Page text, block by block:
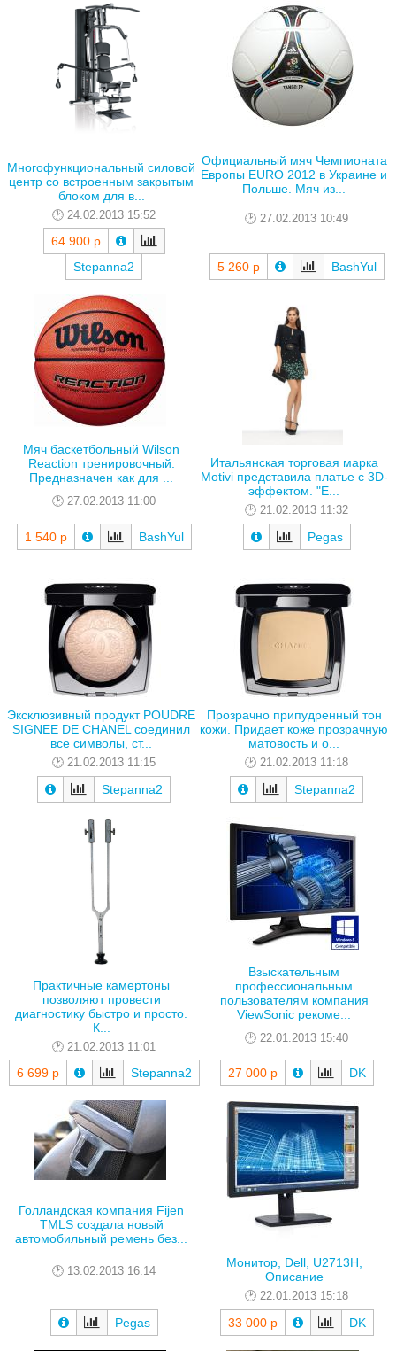
Многофункциональный силовой
центр со встроенным закрытым
блоком для в...
24.02.2013 15:52
64 900 р
Stepanna2
Официальный мяч Чемпионата
Европы EURO 2012 в Украине и
Польше. Мяч из...
27.02.2013 10:49
5 260 р BashYul
Мяч баскетбольный Wilson
Reaction тренировочный.
Предназначен как для ...
27.02.2013 11:00
1 540 р BashYul
Итальянская торговая марка
Motivi представила платье с 3D-
эффектом. "E...
21.02.2013 11:32
Pegas
Эксклюзивный продукт POUDRE
SIGNEE DE CHANEL соединил
все символы, ст...
21.02.2013 11:15
Stepanna2
Прозрачно припудренный тон
кожи. Придает коже прозрачную
матовость и о...
21.02.2013 11:18
Stepanna2
Практичные камертоны
позволяют провести
диагностику быстро и просто.
К...
21.02.2013 11:01
6 699 р Stepanna2
Взыскательным
профессиональным
пользователям компания
ViewSonic рекоме...
22.01.2013 15:40
27 000 р DK
Голландская компания Fijen
TMLS создала новый
автомобильный ремень без...
13.02.2013 16:14
Pegas
Монитор, Dell, U2713H,
Описание
22.01.2013 15:18
33 000 р DK